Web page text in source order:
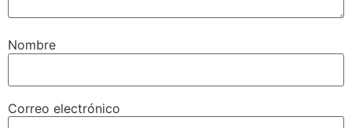
Nombre
Correo electrónico